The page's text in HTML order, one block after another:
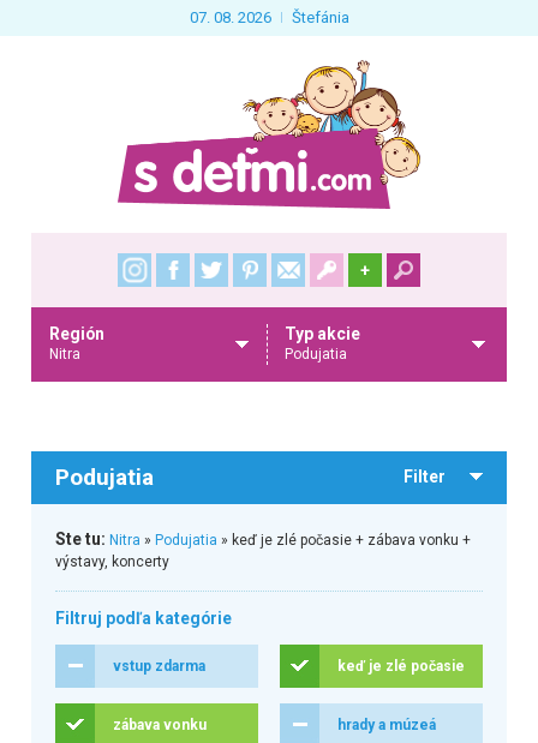
07. 08. 2026 Štefánia
+
Región
Nitra
Typ akcie
Podujatia
Podujatia Filter
Ste tu: Nitra » Podujatia » keď je zlé počasie + zábava vonku +
výstavy, koncerty
Filtruj podľa kategórie
vstup zdarma keď je zlé počasie
zábava vonku hrady a múzeá